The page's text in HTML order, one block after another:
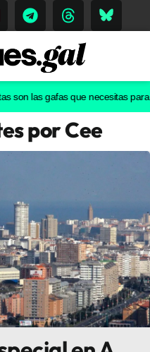
las gafas que necesitas para ver
por Cee